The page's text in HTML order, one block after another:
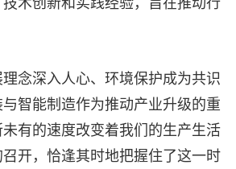
念深入人心、环境保护成为共识
智能制造作为推动产业升级的重
有的速度改变着我们的生产生活
开，恰逢其时地把握住了这一时